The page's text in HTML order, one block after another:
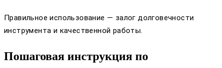
Правильное использование — залог долговечности
инструмента и качественной работы.
Пошаговая инструкция по